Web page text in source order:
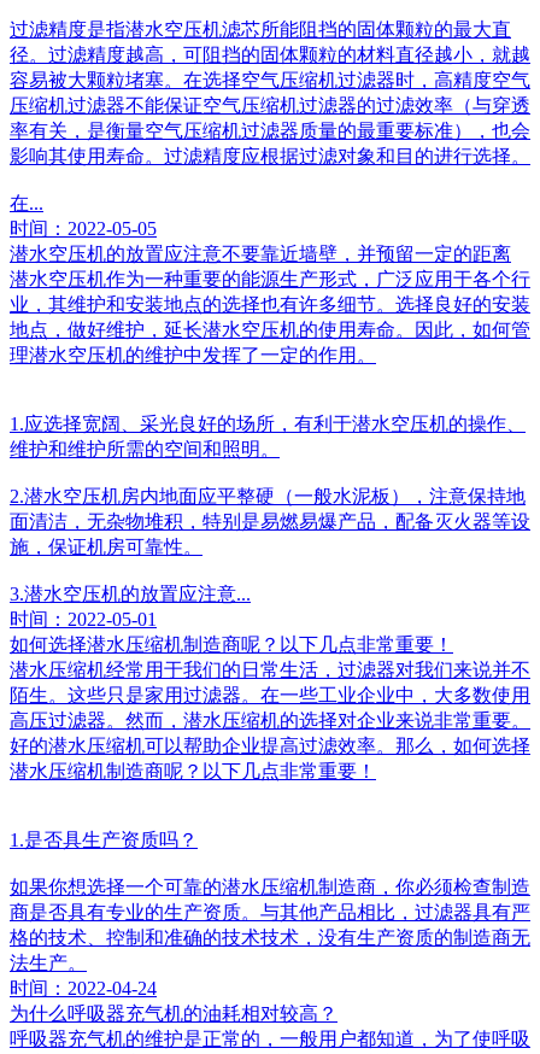
过滤精度是指潜水空压机滤芯所能阻挡的固体颗粒的最大直
径。过滤精度越高，可阻挡的固体颗粒的材料直径越小，就越
容易被大颗粒堵塞。在选择空气压缩机过滤器时，高精度空气
压缩机过滤器不能保证空气压缩机过滤器的过滤效率（与穿透
率有关，是衡量空气压缩机过滤器质量的最重要标准），也会
影响其使用寿命。过滤精度应根据过滤对象和目的进行选择。
在...
时间：2022-05-05
潜水空压机的放置应注意不要靠近墙壁，并预留一定的距离
潜水空压机作为一种重要的能源生产形式，广泛应用于各个行
业，其维护和安装地点的选择也有许多细节。选择良好的安装
地点，做好维护，延长潜水空压机的使用寿命。因此，如何管
理潜水空压机的维护中发挥了一定的作用。
1.应选择宽阔、采光良好的场所，有利于潜水空压机的操作、
维护和维护所需的空间和照明。
2.潜水空压机房内地面应平整硬（一般水泥板），注意保持地
面清洁，无杂物堆积，特别是易燃易爆产品，配备灭火器等设
施，保证机房可靠性。
3.潜水空压机的放置应注意...
时间：2022-05-01
如何选择潜水压缩机制造商呢？以下几点非常重要！
潜水压缩机经常用于我们的日常生活，过滤器对我们来说并不
陌生。这些只是家用过滤器。在一些工业企业中，大多数使用
高压过滤器。然而，潜水压缩机的选择对企业来说非常重要。
好的潜水压缩机可以帮助企业提高过滤效率。那么，如何选择
潜水压缩机制造商呢？以下几点非常重要！
1.是否具生产资质吗？
如果你想选择一个可靠的潜水压缩机制造商，你必须检查制造
商是否具有专业的生产资质。与其他产品相比，过滤器具有严
格的技术、控制和准确的技术技术，没有生产资质的制造商无
法生产。
时间：2022-04-24
为什么呼吸器充气机的油耗相对较高？
呼吸器充气机的维护是正常的，一般用户都知道，为了使呼吸